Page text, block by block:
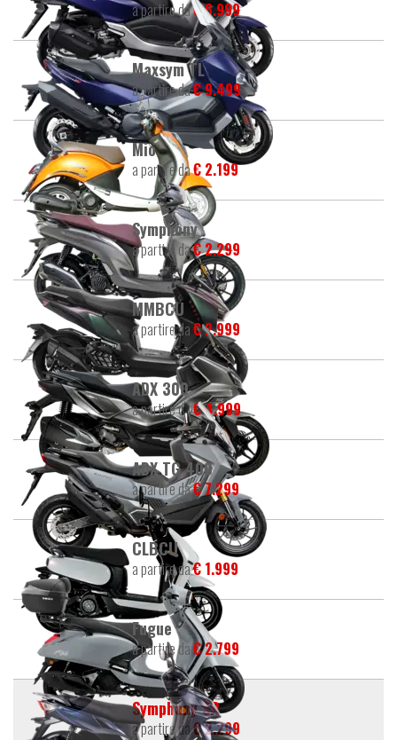
a partire da€ 6.999
Maxsym TL
a partire da€ 9.499
Mio
a partire da€ 2.199
Symphony
a partire da€ 2.299
MMBCU
a partire da€ 2.999
ADX 300
a partire da€ 4.999
ADX TG 400
a partire da€ 7.299
CLBCU
a partire da€ 1.999
Fugue
a partire da€ 2.799
Symphony SR
a partire da€ 2.299